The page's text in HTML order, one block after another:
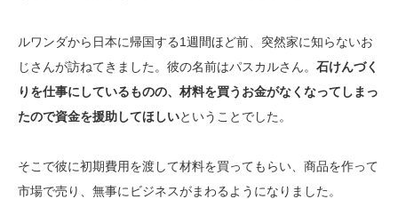
ルワンダから日本に帰国する1週間ほど前、突然家に知らないお
じさんが訪ねてきました。彼の名前はパスカルさん。 石けんづく
りを仕事にしているものの、材料を買うお金がなくなってしまっ
たので資金を援助してほしいということでした。
そこで彼に初期費用を渡して材料を買ってもらい、商品を作って
市場で売り、無事にビジネスがまわるようになりました。